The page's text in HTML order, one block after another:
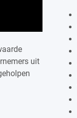
uit